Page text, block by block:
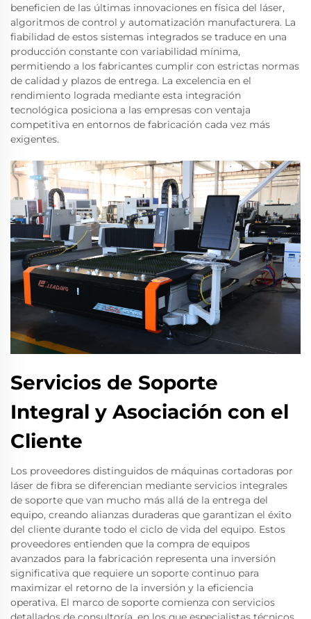
beneficien de las últimas innovaciones en física del láser,
algoritmos de control y automatización manufacturera. La
fiabilidad de estos sistemas integrados se traduce en una
producción constante con variabilidad mínima,
permitiendo a los fabricantes cumplir con estrictas normas
de calidad y plazos de entrega. La excelencia en el
rendimiento lograda mediante esta integración
tecnológica posiciona a las empresas con ventaja
competitiva en entornos de fabricación cada vez más
exigentes.
Servicios de Soporte
Integral y Asociación con el
Cliente
Los proveedores distinguidos de máquinas cortadoras por
láser de fibra se diferencian mediante servicios integrales
de soporte que van mucho más allá de la entrega del
equipo, creando alianzas duraderas que garantizan el éxito
del cliente durante todo el ciclo de vida del equipo. Estos
proveedores entienden que la compra de equipos
avanzados para la fabricación representa una inversión
significativa que requiere un soporte continuo para
maximizar el retorno de la inversión y la eficiencia
operativa. El marco de soporte comienza con servicios